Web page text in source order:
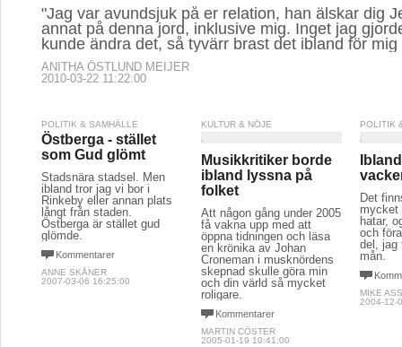
"Jag var avundsjuk på er relation, han älskar dig
annat på denna jord, inklusive mig. Inget jag
kunde ändra det, så tyvärr brast det ibland för mig
ANITHA ÖSTLUND MEIJER
2010-03-22 11:22:00
POLITIK & SAMHÄLLE
Östberga - stället
som Gud glömt
Stadsnära stadsel. Men
ibland tror jag vi bor i
Rinkeby eller annan plats
långt från staden.
Östberga är stället gud
glömde.
Kommentarer
ANNE SKÅNER
2007-03-06 16:25:00
KULTUR & NÖJE
Musikkritiker borde
ibland lyssna på
folket
Att någon gång under 2005
få vakna upp med att
öppna tidningen och läsa
en krönika av Johan
Croneman i musknördens
skepnad skulle göra min
och din värld så mycket
roligare.
Kommentarer
MARTIN CÖSTER
2005-01-19 10:41:00
POLITIK
Det
mycket
hatar,
och
del, jag
mån.
MIKE
2004-12-